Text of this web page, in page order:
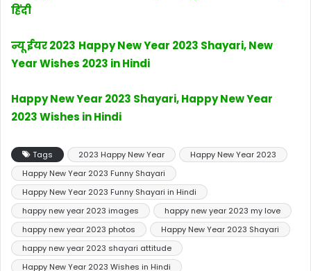
हिंदी
न्यू ईयर 2023 Happy New Year 2023 Shayari, New
Year Wishes 2023 in Hindi
Happy New Year 2023 Shayari, Happy New Year
2023 Wishes in Hindi
Tags 2023 Happy New Year
Happy New Year 2023
Happy New Year 2023 Funny Shayari
Happy New Year 2023 Funny Shayari in Hindi
happy new year 2023 images
happy new year 2023 my love
happy new year 2023 photos
Happy New Year 2023 Shayari
happy new year 2023 shayari attitude
Happy New Year 2023 Wishes in Hindi